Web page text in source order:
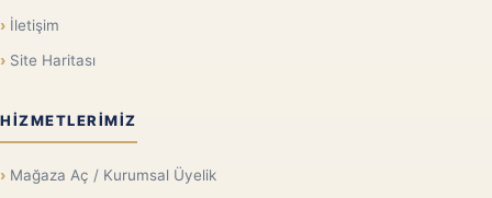
İletişim
Site Haritası
HIZMETLERIMIZ
Mağaza Aç / Kurumsal Üyelik